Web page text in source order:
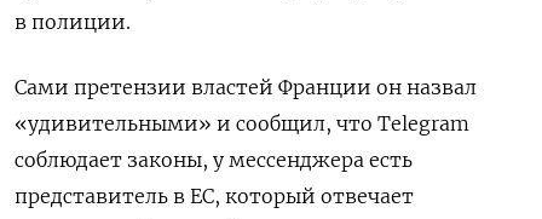
в полиции.
Сами претензии властей Франции он назвал
«удивительными» и сообщил, что Telegram
соблюдает законы, у мессенджера есть
представитель в ЕС, который отвечает